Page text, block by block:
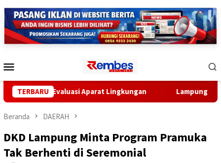
ke
konten
Mobile
TERBARU
Evaluasi Aparat Lingkungan Lampung Gandeng
Beranda DAERAH
DKD Lampung Minta Program Pramuka
Tak Berhenti di Seremonial